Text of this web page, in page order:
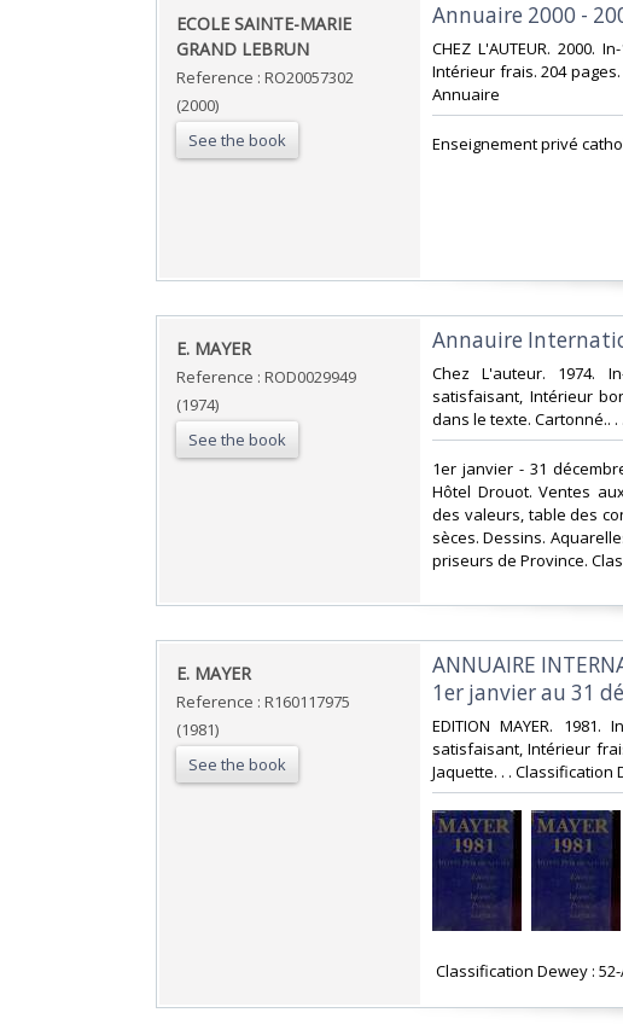
‎ECOLE SAINTE-MARIE
GRAND LEBRUN‎
Reference : RO20057302
(2000)
See the book
‎Annuaire 2000 -
‎CHEZ L'AUTEUR. 2000.
Intérieur frais. 204
Annuaire‎
‎Enseignement privé
‎E. MAYER‎
Reference : ROD0029949
(1974)
See the book
‎Annauire
‎Chez L'auteur. 1974.
satisfaisant, Intérieur
dans le texte. Cartonné..
‎1er janvier - 31
Hôtel Drouot. Ventes
des valeurs, table des
sèces. Dessins.
priseurs de Province.
‎E. MAYER‎
Reference : R160117975
(1981)
See the book
‎ANNUAIRE
1er janvier au 31
‎EDITION MAYER.
satisfaisant, Intérieur
Jaquette. . . Classification
Classification Dewey :